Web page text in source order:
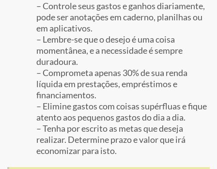
– Controle seus gastos e ganhos diariamente,
pode ser anotações em caderno, planilhas ou
em aplicativos.
– Lembre-se que o desejo é uma coisa
momentânea, e a necessidade é sempre
duradoura.
– Comprometa apenas 30% de sua renda
líquida em prestações, empréstimos e
financiamentos.
– Elimine gastos com coisas supérfluas e fique
atento aos pequenos gastos do dia a dia.
– Tenha por escrito as metas que deseja
realizar. Determine prazo e valor que irá
economizar para isto.